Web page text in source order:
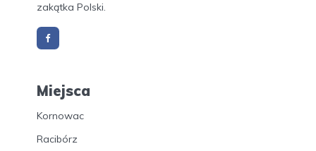
zakątka Polski.
Miejsca
Kornowac
Racibórz